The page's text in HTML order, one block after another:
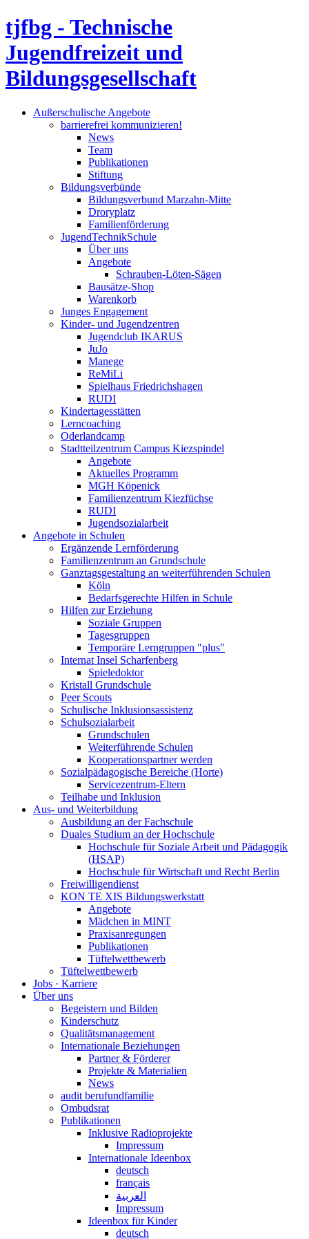
tjfbg - Technische
Jugendfreizeit und
Bildungsgesellschaft
Außerschulische Angebote
barrierefrei kommunizieren!
News
Team
Publikationen
Stiftung
Bildungsverbünde
Bildungsverbund Marzahn-Mitte
Droryplatz
Familienförderung
JugendTechnikSchule
Über uns
Angebote
Schrauben-Löten-Sägen
Bausätze-Shop
Warenkorb
Junges Engagement
Kinder- und Jugendzentren
Jugendclub IKARUS
JuJo
Manege
ReMiLi
Spielhaus Friedrichshagen
RUDI
Kindertagesstätten
Lerncoaching
Oderlandcamp
Stadtteilzentrum Campus Kiezspindel
Angebote
Aktuelles Programm
MGH Köpenick
Familienzentrum Kiezfüchse
RUDI
Jugendsozialarbeit
Angebote in Schulen
Ergänzende Lernförderung
Familienzentrum an Grundschule
Ganztagsgestaltung an weiterführenden Schulen
Köln
Bedarfsgerechte Hilfen in Schule
Hilfen zur Erziehung
Soziale Gruppen
Tagesgruppen
Temporäre Lerngruppen "plus"
Internat Insel Scharfenberg
Spieledoktor
Kristall Grundschule
Peer Scouts
Schulische Inklusionsassistenz
Schulsozialarbeit
Grundschulen
Weiterführende Schulen
Kooperationspartner werden
Sozialpädagogische Bereiche (Horte)
Servicezentrum-Eltern
Teilhabe und Inklusion
Aus- und Weiterbildung
Ausbildung an der Fachschule
Duales Studium an der Hochschule
Hochschule für Soziale Arbeit und Pädagogik
(HSAP)
Hochschule für Wirtschaft und Recht Berlin
Freiwilligendienst
KON TE XIS Bildungswerkstatt
Angebote
Mädchen in MINT
Praxisanregungen
Publikationen
Tüftelwettbewerb
Tüftelwettbewerb
Jobs · Karriere
Über uns
Begeistern und Bilden
Kinderschutz
Qualitätsmanagement
Internationale Beziehungen
Partner & Förderer
Projekte & Materialien
News
audit berufundfamilie
Ombudsrat
Publikationen
Inklusive Radioprojekte
Impressum
Internationale Ideenbox
deutsch
français
العربية
Impressum
Ideenbox für Kinder
deutsch